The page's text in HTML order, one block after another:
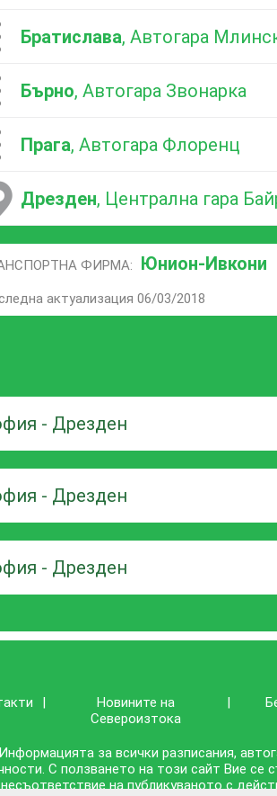
Братислава, Автогара
Бърно, Автогара Звонарка
Прага, Автогара Флоренц
Дрезден, Централна гара
ФИРМА: Юнион-Ивкони
актуализация 06/03/2018
- Дрезден
- Дрезден
- Дрезден
|
Новините на
Североизтока
|
Информацията за всички разписания,
С ползването на този сайт Вие се
несъответствие на публикуваното с